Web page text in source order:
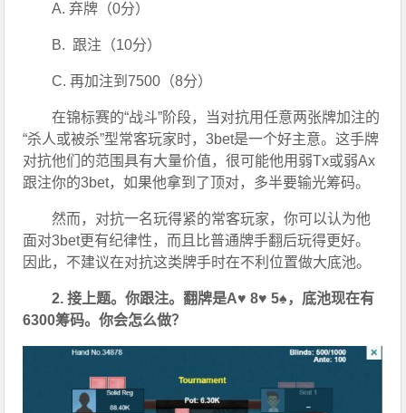
A. 弃牌（0分）
B.  跟注（10分）
C. 再加注到7500（8分）
在锦标赛的“战斗”阶段，当对抗用任意两张牌加注的
“杀人或被杀”型常客玩家时，3bet是一个好主意。这手牌
对抗他们的范围具有大量价值，很可能他用弱Tx或弱Ax
跟注你的3bet，如果他拿到了顶对，多半要输光筹码。
然而，对抗一名玩得紧的常客玩家，你可以认为他
面对3bet更有纪律性，而且比普通牌手翻后玩得更好。
因此，不建议在对抗这类牌手时在不利位置做大底池。
2. 接上题。你跟注。翻牌是A♥ 8♥ 5♠，底池现在有
6300筹码。你会怎么做？